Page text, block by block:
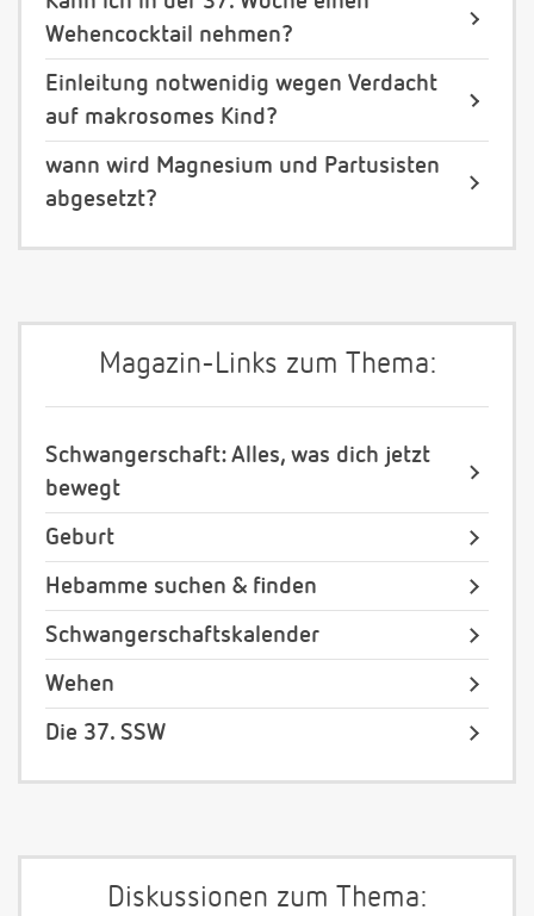
Wehencocktail nehmen?
Einleitung notwenidig wegen Verdacht
auf makrosomes Kind?
wann wird Magnesium und Partusisten
abgesetzt?
Magazin-Links zum Thema:
Schwangerschaft: Alles, was dich jetzt
bewegt
Geburt
Hebamme suchen & finden
Schwangerschaftskalender
Wehen
Die 37. SSW
Diskussionen zum Thema: